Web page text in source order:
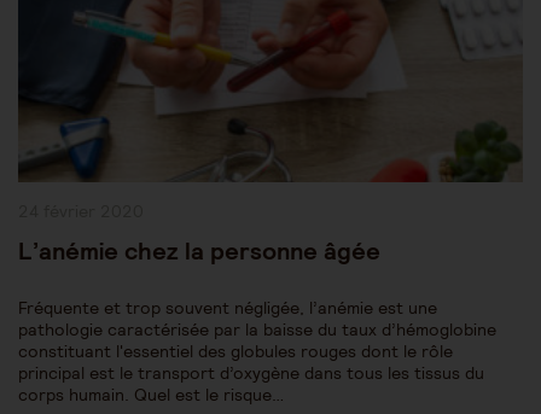
L’anémie chez la personne âgée
Fréquente et trop souvent négligée, l’anémie est une
pathologie caractérisée par la baisse du taux d’hémoglobine
constituant l'essentiel des globules rouges dont le rôle
principal est le transport d’oxygène dans tous les tissus du
corps humain. Quel est le risque…